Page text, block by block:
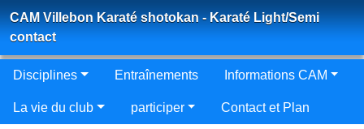
CAM Villebon Karaté shotokan - Karaté Light/Semi
contact
Disciplines Entraînements Informations CAM
La vie du club participer Contact et Plan
Panneau de gestion des cookies